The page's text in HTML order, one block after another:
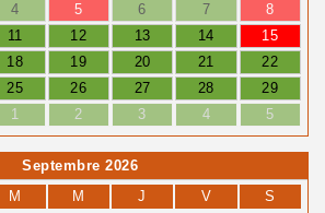
4 5 6 7
8
11 12 13 14
15
18 19 20 21
22
25 26 27 28
29
1 2 3 4 5
Septembre 2026
M M J V
S